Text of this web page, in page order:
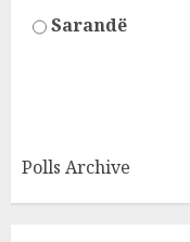
Sarandë
Polls Archive